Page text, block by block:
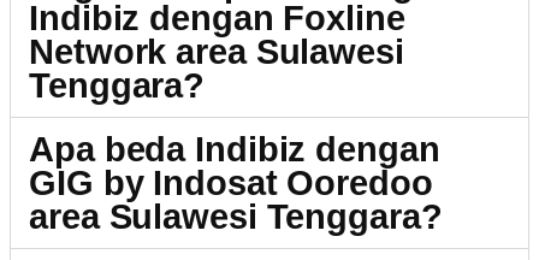
Indibiz dengan Foxline
Network area Sulawesi
Tenggara?
Apa beda Indibiz dengan
GIG by Indosat Ooredoo
area Sulawesi Tenggara?